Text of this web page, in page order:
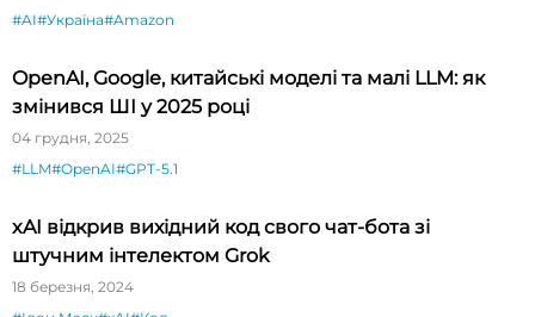
#AI#Україна#Amazon
OpenAI, Google, китайські моделі та малі LLM: як
змінився ШІ у 2025 році
04 грудня, 2025
#LLM#OpenAI#GPT-5.1
xAI відкрив вихідний код свого чат-бота зі
штучним інтелектом Grok
18 березня, 2024